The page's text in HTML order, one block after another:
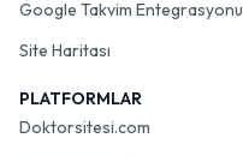
Google Takvim Entegrasyonu
Site Haritası
PLATFORMLAR
Doktorsitesi.com